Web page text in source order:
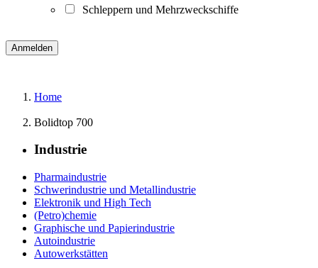
Schleppern und Mehrzweckschiffe
Home
Bolidtop 700
Industrie
Pharmaindustrie
Schwerindustrie und Metallindustrie
Elektronik und High Tech
(Petro)chemie
Graphische und Papierindustrie
Autoindustrie
Autowerkstätten